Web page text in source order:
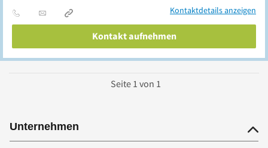
Kontaktdetails anzeigen
Kontakt aufnehmen
Seite 1 von 1
Unternehmen